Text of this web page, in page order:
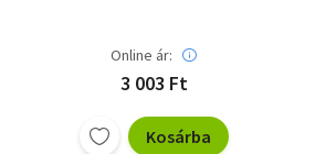
Online ár:
3 003 Ft
Kosárba